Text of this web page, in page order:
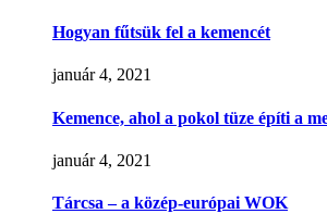
Hogyan fűtsük fel a kemencét
január 4, 2021
Kemence, ahol a pokol tüze építi a
január 4, 2021
Tárcsa – a közép-európai WOK